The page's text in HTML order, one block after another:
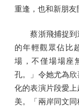
重逢，也和新朋友
蔡浙飛捕捉到
的年輕觀眾佔比
場，不僅場場座
孔。」令她尤為
化的表演片段愛
美。「兩岸同文